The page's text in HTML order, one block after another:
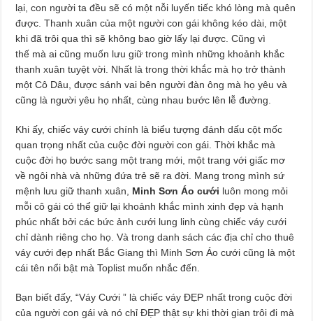
lại, con người ta đều sẽ có một nỗi luyến tiếc khó lòng mà quên
được. Thanh xuân của một người con gái không kéo dài, một
khi đã trôi qua thì sẽ không bao giờ lấy lại được. Cũng vì
thế mà ai cũng muốn lưu giữ trong mình những khoảnh khắc
thanh xuân tuyệt vời. Nhất là trong thời khắc mà họ trở thành
một Cô Dâu, được sánh vai bên người đàn ông mà họ yêu và
cũng là người yêu họ nhất, cùng nhau bước lên lễ đường.
Khi ấy, chiếc váy cưới chính là biểu tượng đánh dấu cột mốc
quan trọng nhất của cuộc đời người con gái. Thời khắc mà
cuộc đời họ bước sang một trang mới, một trang với giấc mơ
về ngôi nhà và những đứa trẻ sẽ ra đời. Mang trong mình sứ
mệnh lưu giữ thanh xuân, Minh Sơn Áo cưới luôn mong mỏi
mỗi cô gái có thể giữ lại khoảnh khắc mình xinh đẹp và hạnh
phúc nhất bởi các bức ảnh cưới lung linh cùng chiếc váy cưới
chỉ dành riêng cho họ. Và trong danh sách các địa chỉ cho thuê
váy cưới đẹp nhất Bắc Giang thì Minh Sơn Áo cưới cũng là một
cái tên nổi bật mà Toplist muốn nhắc đến.
Bạn biết đấy, “Váy Cưới ” là chiếc váy ĐẸP nhất trong cuộc đời
của người con gái và nó chỉ ĐẸP thật sự khi thời gian trôi đi mà